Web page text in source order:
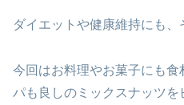
ダイエットや健康維持にも、
今回はお料理やお菓子にも
パも良しのミックスナッツ